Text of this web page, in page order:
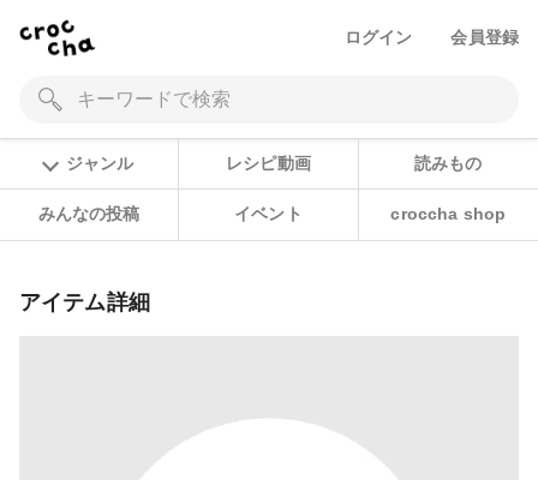
ログイン 会員登録
ジャンル レシピ動画 読みもの
みんなの投稿 イベント croccha shop
アイテム詳細